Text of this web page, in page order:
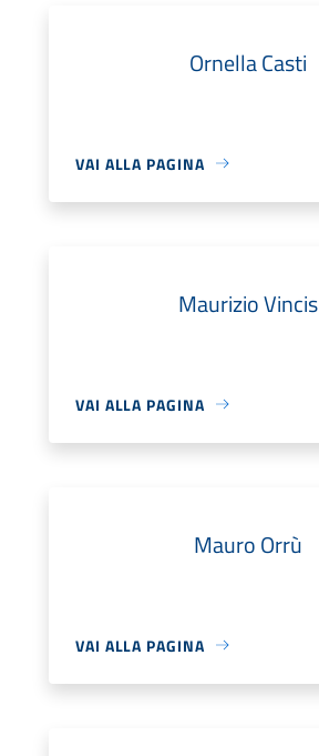
Ornella Casti
VAI ALLA PAGINA
Maurizio Vincis
VAI ALLA PAGINA
Mauro Orrù
VAI ALLA PAGINA